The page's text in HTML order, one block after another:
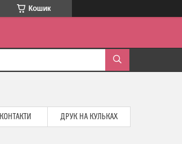
Кошик
КОНТАКТИ ДРУК НА КУЛЬКАХ